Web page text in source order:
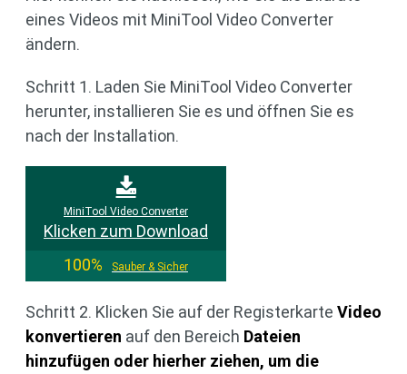
eines Videos mit MiniTool Video Converter
ändern.
Schritt 1. Laden Sie MiniTool Video Converter
herunter, installieren Sie es und öffnen Sie es
nach der Installation.
MiniTool Video Converter
Klicken zum Download
100%
Sauber & Sicher
Schritt 2. Klicken Sie auf der Registerkarte Video
konvertieren auf den Bereich Dateien
hinzufügen oder hierher ziehen, um die